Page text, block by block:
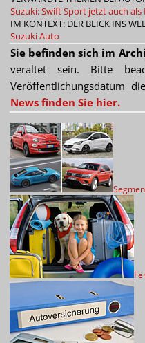
Suzuki: Swift Sport jetzt auch
IM KONTEXT: DER BLICK INS
Suzuki Auto
Sie befinden sich im
veraltet sein. Bitte
Veröffentlichungsdatum
News finden Sie hier.